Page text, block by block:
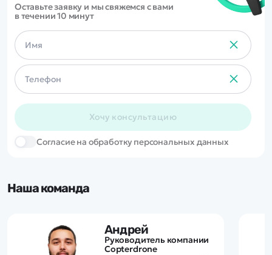
Оставьте заявку и мы свяжемся с вами
в течении 10 минут
Хочу консультацию
Cогласие на обработку персональных данных
Наша команда
Андрей
Руководитель компании
Copterdrone